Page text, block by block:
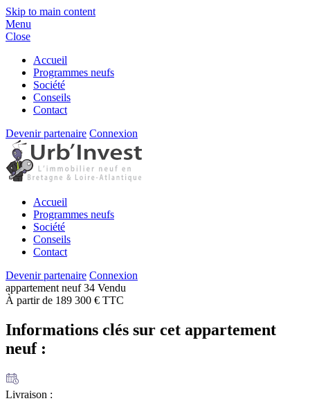
Skip to main content
Menu
Close
Accueil
Programmes neufs
Société
Conseils
Contact
Devenir partenaire Connexion
Accueil
Programmes neufs
Société
Conseils
Contact
Devenir partenaire Connexion
appartement neuf34 Vendu
À partir de 189 300 € TTC
Informations clés sur cet appartement
neuf :
Livraison :